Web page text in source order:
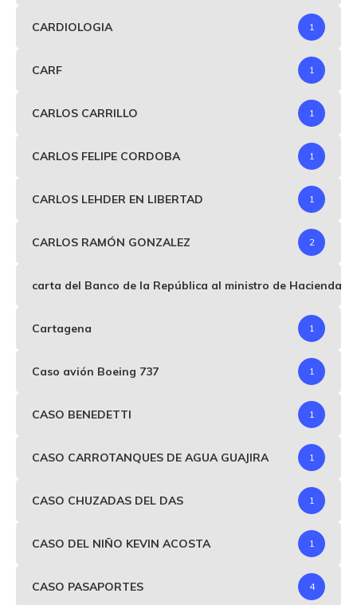
CARDIOLOGIA 1
CARF 1
CARLOS CARRILLO 1
CARLOS FELIPE CORDOBA 1
CARLOS LEHDER EN LIBERTAD 1
CARLOS RAMÓN GONZALEZ 2
carta del Banco de la República al ministro de Hacienda
Cartagena 1
Caso avión Boeing 737 1
CASO BENEDETTI 1
CASO CARROTANQUES DE AGUA GUAJIRA 1
CASO CHUZADAS DEL DAS 1
CASO DEL NIÑO KEVIN ACOSTA 1
CASO PASAPORTES 4